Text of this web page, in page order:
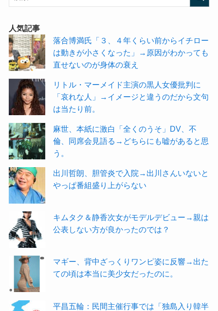
人気記事
落合博満氏「３、４年くらい前からイチロー
は動きが小さくなった」→原因がわかっても
直せないのが身体の衰え
リトル・マーメイド主演の黒人女優批判に
「哀れな人」→イメージと違うのだから文句
は当たり前。
麻世、本紙に激白「全くのうそ」DV、不
倫、同席会見語る→どちらにも嘘があると思
う。
出川哲朗、胆管炎で入院→出川さんいないと
やっぱ番組盛り上がらない
キムタク＆静香次女がモデルデビュー→親は
公表しない方が良かったのでは？
マギー、背中ざっくりワンピ姿に反響→出た
ての頃は本当に美少女だったのに。
平昌五輪：民間主催行事では「独島入り韓半